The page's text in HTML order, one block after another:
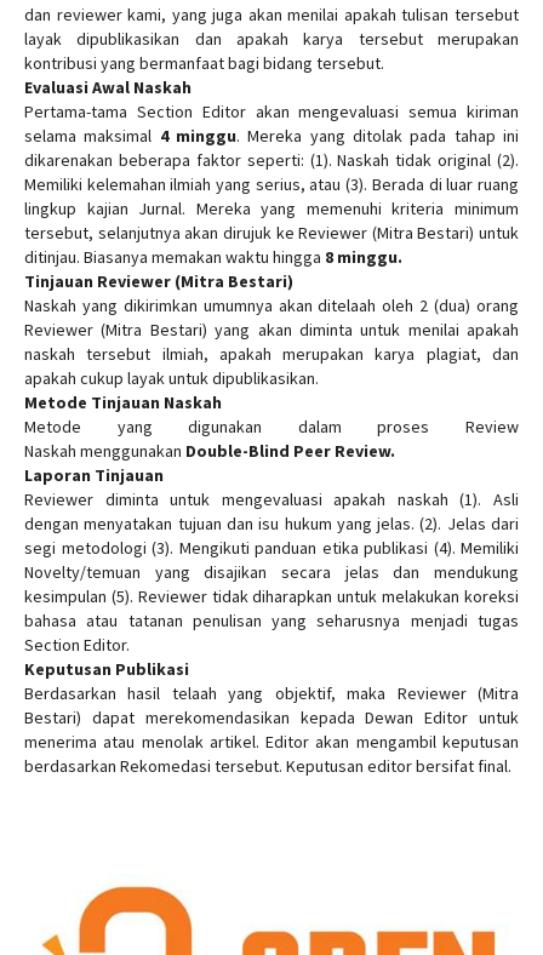
dan reviewer kami, yang juga akan menilai apakah tulisan tersebut
layak dipublikasikan dan apakah karya tersebut merupakan
kontribusi yang bermanfaat bagi bidang tersebut.
Evaluasi Awal Naskah
Pertama-tama Section Editor akan mengevaluasi semua kiriman
selama maksimal 4 minggu. Mereka yang ditolak pada tahap ini
dikarenakan beberapa faktor seperti: (1). Naskah tidak original (2).
Memiliki kelemahan ilmiah yang serius, atau (3). Berada di luar ruang
lingkup kajian Jurnal. Mereka yang memenuhi kriteria minimum
tersebut, selanjutnya akan dirujuk ke Reviewer (Mitra Bestari) untuk
ditinjau. Biasanya memakan waktu hingga 8 minggu.
Tinjauan Reviewer (Mitra Bestari)
Naskah yang dikirimkan umumnya akan ditelaah oleh 2 (dua) orang
Reviewer (Mitra Bestari) yang akan diminta untuk menilai apakah
naskah tersebut ilmiah, apakah merupakan karya plagiat, dan
apakah cukup layak untuk dipublikasikan.
Metode Tinjauan Naskah
Metode yang digunakan dalam proses Review
Naskah menggunakan Double-Blind Peer Review.
Laporan Tinjauan
Reviewer diminta untuk mengevaluasi apakah naskah (1). Asli
dengan menyatakan tujuan dan isu hukum yang jelas. (2). Jelas dari
segi metodologi (3). Mengikuti panduan etika publikasi (4). Memiliki
Novelty/temuan yang disajikan secara jelas dan mendukung
kesimpulan (5). Reviewer tidak diharapkan untuk melakukan koreksi
bahasa atau tatanan penulisan yang seharusnya menjadi tugas
Section Editor.
Keputusan Publikasi
Berdasarkan hasil telaah yang objektif, maka Reviewer (Mitra
Bestari) dapat merekomendasikan kepada Dewan Editor untuk
menerima atau menolak artikel. Editor akan mengambil keputusan
berdasarkan Rekomedasi tersebut. Keputusan editor bersifat final.